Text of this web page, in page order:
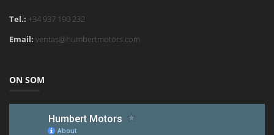
Tel.: +34 937 190 232
Email: ventas@humbertmotors.com
ON SOM